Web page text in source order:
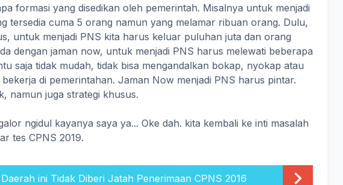
formasi yang disedikan oleh pemerintah. Misalnya untuk menjadi
tersedia cuma 5 orang namun yang melamar ribuan orang. Dulu,
untuk menjadi PNS kita harus keluar puluhan juta dan orang
dengan jaman now, untuk menjadi PNS harus melewati beberapa
saja tidak mudah, tidak bisa mengandalkan bokap, nyokap atau
di pemerintahan. Jaman Now menjadi PNS harus pintar.
namun juga strategi khusus.
ngidul kayanya saya ya... Oke dah. kita kembali ke inti masalah
tes CPNS 2019.
ini Tidak Diberi Jatah Penerimaan CPNS 2016